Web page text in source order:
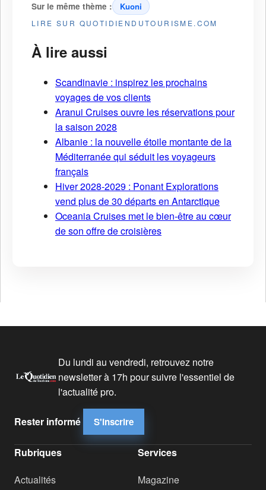
Sur le même thème : Kuoni
LIRE SUR QUOTIDIENDUTOURISME.COM
À lire aussi
Scandinavie : inspirez les prochains
voyages de vos clients
Aranui Cruises ouvre les réservations pour
la saison 2028
Albanie : la nouvelle étoile montante de la
Méditerranée qui séduit les voyageurs
français
Hiver 2028-2029 : Ponant Explorations
vend plus de 30 départs en Antarctique
Oceania Cruises met le bien-être au cœur
de son offre de croisières
Du lundi au vendredi, retrouvez notre
newsletter à 17h pour suivre l'essentiel de
l'actualité pro.
Rester informé S'inscrire
Rubriques
Actualités
Services
Magazine